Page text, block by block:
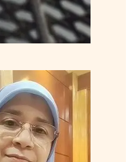
تعرف على الكوتش
راجية عزت, PCC
كوتش خبير منتور كوتش متقدم